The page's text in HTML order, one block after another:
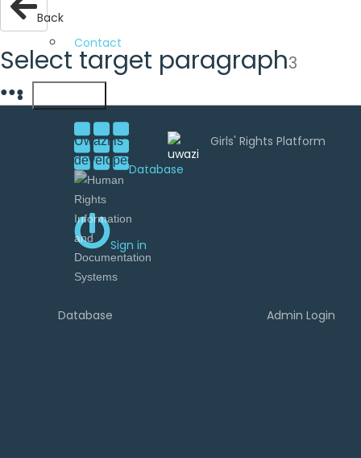
Contact
Database
Sign in
Back
Select target paragraph3
●●●
Uwazi is
developed by
Database Admin Login